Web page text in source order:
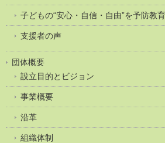
子どもの“安心・自信・自由”を予防教
支援者の声
団体概要
設立目的とビジョン
事業概要
沿革
組織体制